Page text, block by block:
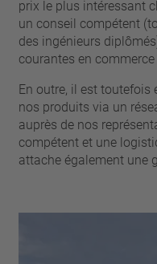
13,5 A – 42 A
25 A – 75 A
réinitialisation
verrouillage (non
Isolation
avec isolation
Raccordement
broche
filo metallico
Approbations
VDE
ENEC
Appliquer les filtres
prix le plus intéressant
un conseil compétent
des ingénieurs
courantes en
En outre, il est toutefois
nos produits via un
auprès de nos
compétent et une
attache également une